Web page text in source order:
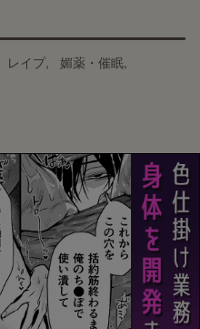
レイプ
媚薬・催眠